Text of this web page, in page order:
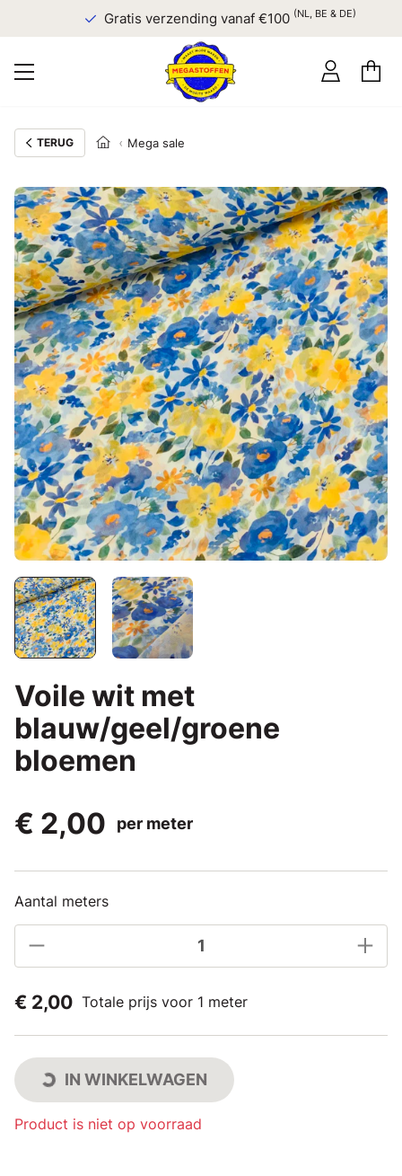
Gratis verzending vanaf €100(NL, BE & DE)
TERUG Mega sale
Voile wit met
blauw/geel/groene
bloemen
€ 2,00
per meter
Aantal meters
€ 2,00 Totale prijs voor 1 meter
IN WINKELWAGEN
Product is niet op voorraad